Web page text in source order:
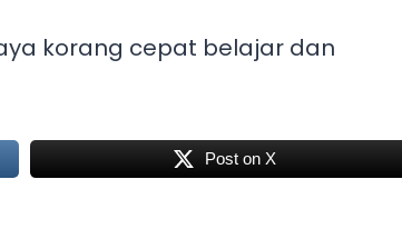
korang cepat belajar dan
Post on X